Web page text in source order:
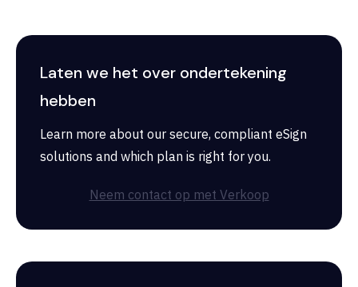
Laten we het over ondertekening
hebben
Learn more about our secure, compliant eSign
solutions and which plan is right for you.
Neem contact op met Verkoop